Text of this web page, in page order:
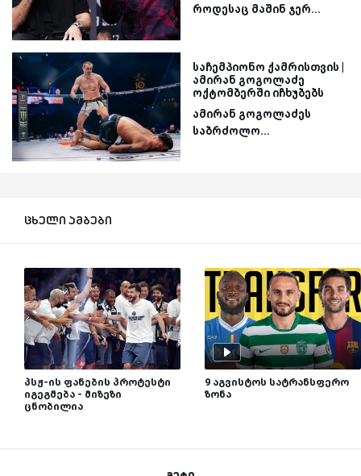
როდესაც მაშინ ჯერ...
საჩემპიონო ქამრისთვის |
ამირან გოგოლაძე
ოქტომბერში იჩხუბებს
ამირან გოგოლაძეს
საბრძოლო...
ცხელი ამბები
პსჟ-ის ფანების პროტესტი
იგეგმება - მიზეზი
ცნობილია
9 აგვისტოს სატრანსფერო
ზონა